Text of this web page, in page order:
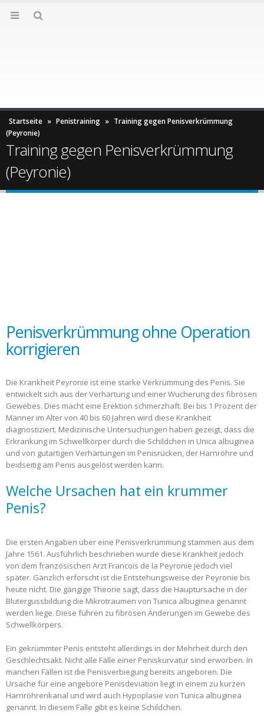
Startseite » Penistraining » Training gegen Penisverkrümmung
(Peyronie)
Training gegen Penisverkrümmung
(Peyronie)
Penisverkrümmung ohne Operation
korrigieren
Die Krankheit Peyronie ist eine starke Verkrümmung des Penis. Sie
entwickelt sich aus der Verhärtung und einer Wucherung des fibrösen
Gewebes. Dies macht eine Erektion schmerzhaft. Bei bis 1 Prozent der
Männer im Alter von 40 bis 60 Jahren wird diese Krankheit
diagnostiziert. Medizinische Untersuchungen haben gezeigt, dass die
Erkrankung im Schwellkörper durch die Schildchen in Unica albuginea
und von gutartigen Verhärtungen im Penisrücken, der Harnröhre und
beidseitig am Penis ausgelöst werden kann.
Welche Ursachen hat ein krummer
Penis?
Die ersten Angaben über eine Penisverkrümmung stammen aus dem
Jahre 1561. Ausführlich beschrieben wurde diese Krankheit jedoch
von dem französischen Arzt Francois de la Peyronie jedoch viel
später. Gänzlich erforscht ist die Entstehungsweise der Peyronie bis
heute nicht. Die gängige Theorie sagt, dass die Hauptursache in der
Blutergussbildung die Mikrotraumen von Tunica albuginea genannt
werden liege. Diese führen zu fibrösen Änderungen im Gewebe des
Schwellkörpers.
Ein gekrümmter Penis entsteht allerdings in der Mehrheit durch den
Geschlechtsakt. Nicht alle Fälle einer Peniskurvatur sind erworben. In
manchen Fällen ist die Penisverbiegung bereits angeboren. Die
Ursache für eine angebore Penisdeviation liegt in einem zu kurzen
Harnröhrenkanal und wird auch Hypoplasie von Tunica albuginea
genannt. In diesem Falle gibt es keine Schildchen.